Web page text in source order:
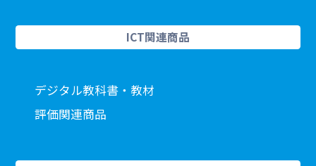
ICT関連商品
デジタル教科書・教材
評価関連商品